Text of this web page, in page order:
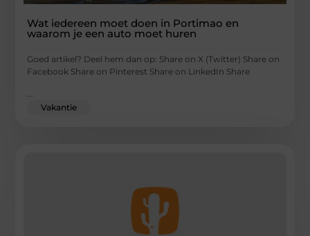
Wat iedereen moet doen in Portimao en
waarom je een auto moet huren
Goed artikel? Deel hem dan op: Share on X (Twitter) Share on
Facebook Share on Pinterest Share on LinkedIn Share
Vakantie